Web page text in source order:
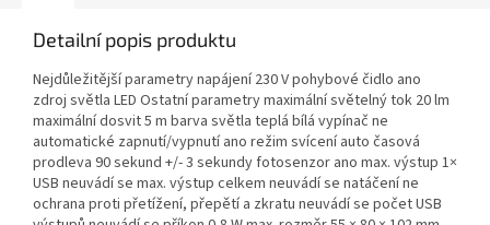
Detailní popis produktu
Nejdůležitější parametry napájení 230 V pohybové čidlo ano
zdroj světla LED Ostatní parametry maximální světelný tok 20 lm
maximální dosvit 5 m barva světla teplá bílá vypínač ne
automatické zapnutí/vypnutí ano režim svícení auto časová
prodleva 90 sekund +/- 3 sekundy fotosenzor ano max. výstup 1×
USB neuvádí se max. výstup celkem neuvádí se natáčení ne
ochrana proti přetížení, přepětí a zkratu neuvádí se počet USB